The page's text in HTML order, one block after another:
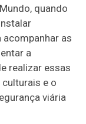
quando
as
a
realizar essas
e o
viária